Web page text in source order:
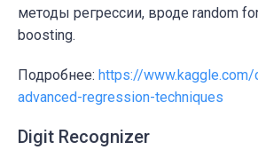
методы регрессии, вроде random
boosting.
Подробнее: https://
advanced-regression-techniques
Digit Recognizer